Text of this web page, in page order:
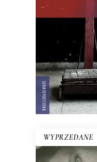
E-
sandałami.
Hawany, są
wannach i
44.00
WYPRZEDANE